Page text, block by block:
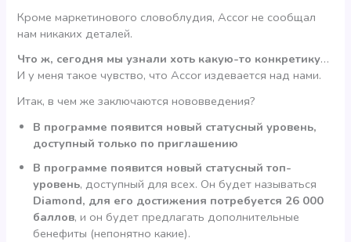
Кроме маркетинового словоблудия, Accor не сообщал
нам никаких деталей.
Что ж, сегодня мы узнали хоть какую-то конкретику…
И у меня такое чувство, что Accor издевается над нами.
Итак, в чем же заключаются нововведения?
В программе появится новый статусный уровень,
доступный только по приглашению
В программе появится новый статусный топ-
уровень, доступный для всех. Он будет называться
Diamond, для его достижения потребуется 26 000
баллов, и он будет предлагать дополнительные
бенефиты (непонятно какие).